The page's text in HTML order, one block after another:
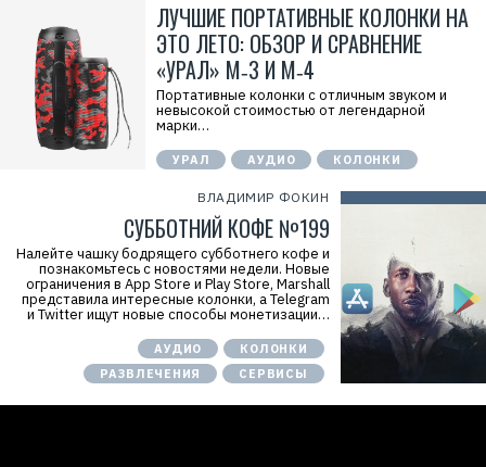
ЛУЧШИЕ ПОРТАТИВНЫЕ КОЛОНКИ НА
ЭТО ЛЕТО: ОБЗОР И СРАВНЕНИЕ
«УРАЛ» М‑3 И М‑4
Портативные колонки с отличным звуком и
невысокой стоимостью от легендарной
марки…
УРАЛ АУДИО КОЛОНКИ
ВЛАДИМИР ФОКИН
СУББОТНИЙ КОФЕ №199
Налейте чашку бодрящего субботнего кофе и
познакомьтесь с новостями недели. Новые
ограничения в App Store и Play Store, Marshall
представила интересные колонки, а Telegram
и Twitter ищут новые способы монетизации…
АУДИО
КОЛОНКИ
РАЗВЛЕЧЕНИЯ
СЕРВИСЫ